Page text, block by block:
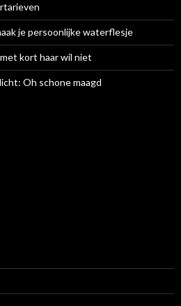
je persoonlijke waterflesje
kort haar wil niet
Oh schone maagd